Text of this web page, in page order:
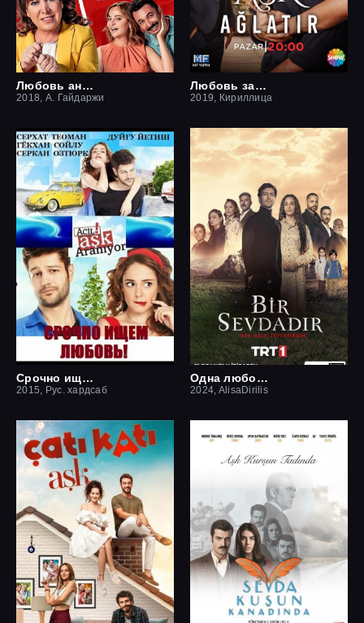
Любовь ангелов
2018, А. Гайдаржи
Любовь заставит плакать
2019, Кириллица
Срочно ищем любовь
2015, Рус. хардсаб
Одна любовь
2024, AlisaDirilis